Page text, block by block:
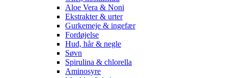
Aloe Vera & Noni
Ekstrakter & urter
Gurkemeje & ingefær
Fordøjelse
Hud, hår & negle
Søvn
Spirulina & chlorella
Aminosyre